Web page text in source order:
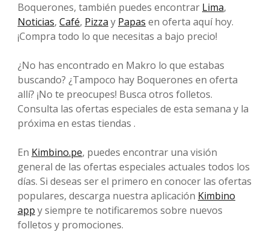
Boquerones, también puedes encontrar Lima,
Noticias, Café, Pizza y Papas en oferta aquí hoy.
¡Compra todo lo que necesitas a bajo precio!
¿No has encontrado en Makro lo que estabas
buscando? ¿Tampoco hay Boquerones en oferta
allí? ¡No te preocupes! Busca otros folletos.
Consulta las ofertas especiales de esta semana y la
próxima en estas tiendas .
En Kimbino.pe, puedes encontrar una visión
general de las ofertas especiales actuales todos los
días. Si deseas ser el primero en conocer las ofertas
populares, descarga nuestra aplicación Kimbino
app y siempre te notificaremos sobre nuevos
folletos y promociones.